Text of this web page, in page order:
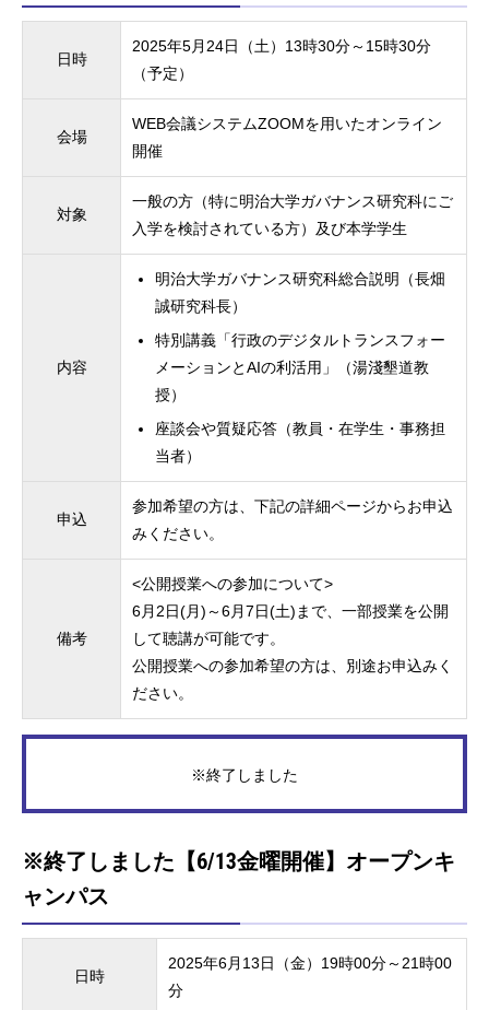
日時
2025年5月24日（土）13時30分～15時30分
（予定）
会場
WEB会議システムZOOMを用いたオンライン
開催
対象
一般の方（特に明治大学ガバナンス研究科にご
入学を検討されている方）及び本学学生
内容
明治大学ガバナンス研究科総合説明（長畑
誠研究科長）
特別講義「行政のデジタルトランスフォー
メーションとAIの利活用」（湯淺墾道教
授）
座談会や質疑応答（教員・在学生・事務担
当者）
申込
参加希望の方は、下記の詳細ページからお申込
みください。
備考
<公開授業への参加について>
6月2日(月)～6月7日(土)まで、一部授業を公開
して聴講が可能です。
公開授業への参加希望の方は、別途お申込みく
ださい。
※終了しました
※終了しました【6/13金曜開催】オープンキ
ャンパス
日時
2025年6月13日（金）19時00分～21時00
分